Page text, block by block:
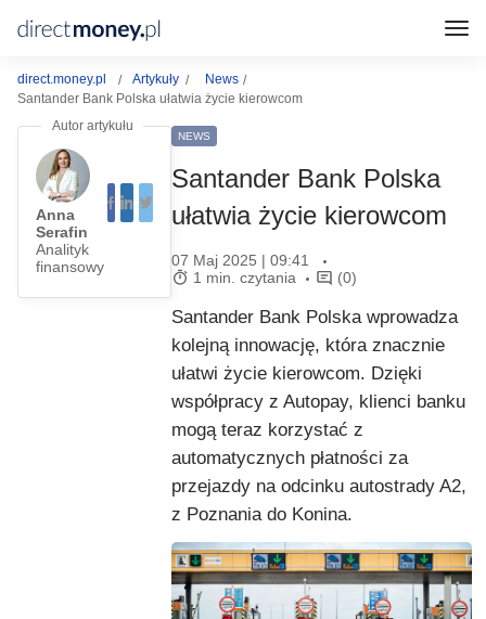
direct.money.pl Artykuły
News
Santander Bank Polska ułatwia życie kierowcom
Anna
Serafin
Analityk
finansowy
NEWS
Santander Bank Polska
ułatwia życie kierowcom
07 Maj 2025 | 09:41
1 min. czytania
(0)
Santander Bank Polska wprowadza
kolejną innowację, która znacznie
ułatwi życie kierowcom. Dzięki
współpracy z Autopay, klienci banku
mogą teraz korzystać z
automatycznych płatności za
przejazdy na odcinku autostrady A2,
z Poznania do Konina.